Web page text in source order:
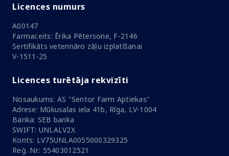
Licences numurs
A00147
Farmaceits: Ērika Pētersone, F-2146
Sertifikāts veterināro zāļu izplatīšanai
V-1511-25
Licences turētāja rekvizīti
Nosaukums: AS "Sentor Farm Aptiekas"
Adrese: Mūkusalas iela 41b, Rīga, LV-1004
Banka: SEB banka
SWIFT: UNLALV2X
Konts: LV75UNLA0055000329325
Reģ. Nr.: 55403012521